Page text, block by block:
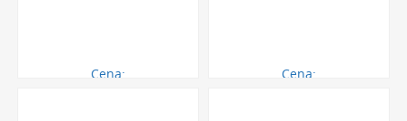
Cena:
Cena: